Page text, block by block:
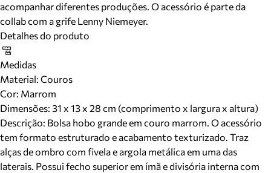
acompanhar diferentes produções. O acessório é parte da
collab com a grife Lenny Niemeyer.
Detalhes do produto
Medidas
Material: Couros
Cor: Marrom
Dimensões: 31 x 13 x 28 cm (comprimento x largura x altura)
Descrição: Bolsa hobo grande em couro marrom. O acessório
tem formato estruturado e acabamento texturizado. Traz
alças de ombro com fivela e argola metálica em uma das
laterais. Possui fecho superior em ímã e divisória interna com